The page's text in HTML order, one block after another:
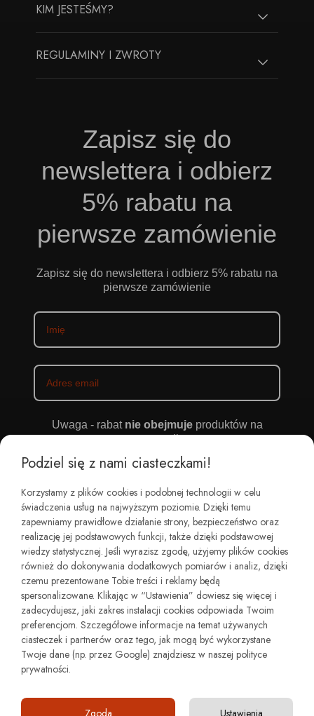
KIM JESTEŚMY?
REGULAMINY I ZWROTY
Zapisz się do
newslettera i odbierz
5% rabatu na
pierwsze zamówienie
Zapisz się do newslettera i odbierz 5% rabatu na
pierwsze zamówienie
Uwaga - rabat nie obejmujeproduktów na
promocji
nowościach i zamówieniach
W każdej chwili możesz wycofać zgodę. Szczegóły znajdziesz w
Regulaminie sklepu oraz w naszej Polityce Prywatności.
ZAPISZ SIĘ
Podziel się z nami ciasteczkami!
Korzystamy z plików cookies i podobnej technologii w celu
świadczenia usług na najwyższym poziomie. Dzięki temu
zapewniamy prawidłowe działanie strony, bezpieczeństwo oraz
realizację jej podstawowych funkcji, także dzięki podstawowej
wiedzy statystycznej. Jeśli wyrazisz zgodę, użyjemy plików cookies
również do dokonywania dodatkowych pomiarów i analiz, dzięki
czemu prezentowane Tobie treści i reklamy będą
spersonalizowane. Klikając w “Ustawienia” dowiesz się więcej i
zadecydujesz, jaki zakres instalacji cookies odpowiada Twoim
preferencjom. Szczegółowe informacje na temat używanych
ciasteczek i partnerów oraz tego, jak mogą być wykorzystane
Twoje dane (np. przez Google) znajdziesz w naszej polityce
prywatności.
Zgoda Ustawienia